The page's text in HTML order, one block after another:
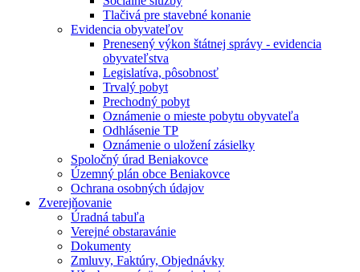
Tlačivá pre stavebné konanie
Evidencia obyvateľov
Prenesený výkon štátnej správy - evidencia
obyvateľstva
Legislatíva, pôsobnosť
Trvalý pobyt
Prechodný pobyt
Oznámenie o mieste pobytu obyvateľa
Odhlásenie TP
Oznámenie o uložení zásielky
Spoločný úrad Beniakovce
Územný plán obce Beniakovce
Ochrana osobných údajov
Zverejňovanie
Úradná tabuľa
Verejné obstaravánie
Dokumenty
Zmluvy, Faktúry, Objednávky